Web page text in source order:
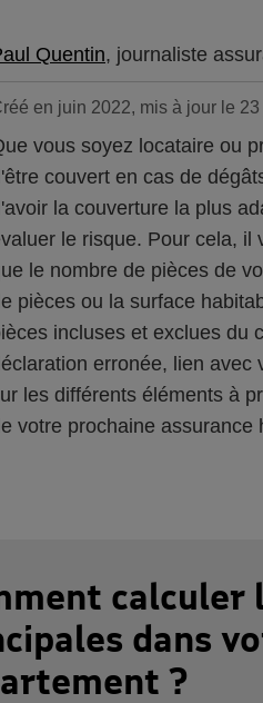
Quentin, journaliste
en juin 2022, mis à jour le
vous soyez locataire ou
couvert en cas de
la couverture la plus
le risque. Pour cela, il
le nombre de pièces de
pièces ou la surface
incluses et exclues du
erronée, lien avec
les différents éléments à
votre prochaine assurance
calculer
dans
?